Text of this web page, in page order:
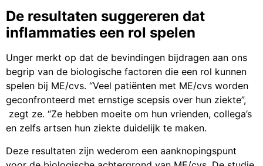
De resultaten suggereren dat
inflammaties een rol spelen
Unger merkt op dat de bevindingen bijdragen aan ons
begrip van de biologische factoren die een rol kunnen
spelen bij ME/cvs. “Veel patiënten met ME/cvs worden
geconfronteerd met ernstige scepsis over hun ziekte”,
zegt ze. “Ze hebben moeite om hun vrienden, collega’s
en zelfs artsen hun ziekte duidelijk te maken.
Deze resultaten zijn wederom een aanknopingspunt